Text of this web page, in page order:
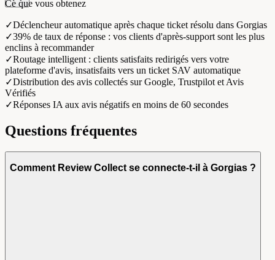
Ce que vous obtenez
✓Déclencheur automatique après chaque ticket résolu dans Gorgias
✓39% de taux de réponse : vos clients d'après-support sont les plus
enclins à recommander
✓Routage intelligent : clients satisfaits redirigés vers votre
plateforme d'avis, insatisfaits vers un ticket SAV automatique
✓Distribution des avis collectés sur Google, Trustpilot et Avis
Vérifiés
✓Réponses IA aux avis négatifs en moins de 60 secondes
Questions fréquentes
Comment Review Collect se connecte-t-il à Gorgias ?